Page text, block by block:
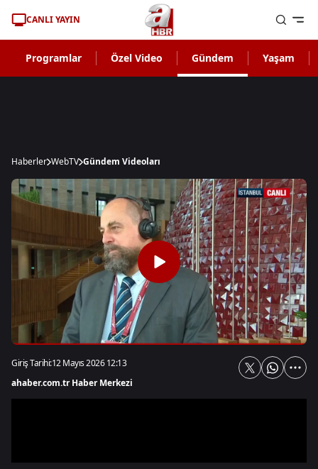
CANLI YAYIN
Programlar Özel Video Gündem Yaşam
Haberler WebTV Gündem Videoları
Giriş Tarihi:12 Mayıs 2026 12:13
ahaber.com.tr Haber Merkezi